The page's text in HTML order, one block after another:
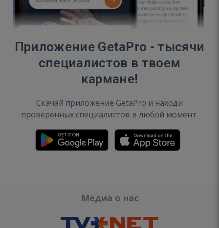
Приложение GetaPro - тысячи
специалистов в твоем
кармане!
Скачай приложение GetaPro и находи
проверенных специалистов в любой момент.
Медиа о нас